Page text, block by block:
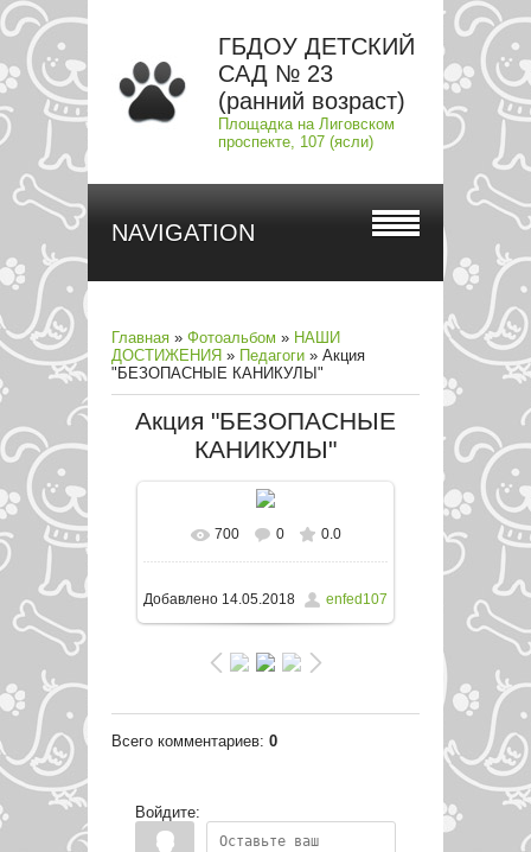
ГБДОУ ДЕТСКИЙ
САД № 23
(ранний возраст)
Площадка на Лиговском
проспекте, 107 (ясли)
NAVIGATION
Главная » Фотоальбом » НАШИ
ДОСТИЖЕНИЯ » Педагоги » Акция
"БЕЗОПАСНЫЕ КАНИКУЛЫ"
Акция "БЕЗОПАСНЫЕ
КАНИКУЛЫ"
В реальном размере
728x1024/ 164.4Kb
700 0 0.0
Добавлено 14.05.2018 enfed107
Всего комментариев: 0
Войдите: